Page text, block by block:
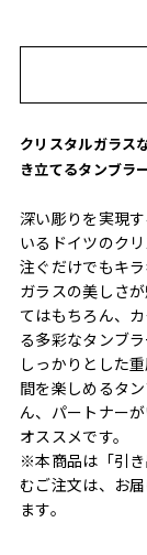
クリスタルガラス
き立てるタンブラ
深い彫りを実現
いるドイツのク
注ぐだけでもキ
ガラスの美しさ
てはもちろん、
る多彩なタンブラ
しっかりとした
間を楽しめるタ
ん、パートナー
オススメです。
※本商品は「引
むご注文は、お
ます。